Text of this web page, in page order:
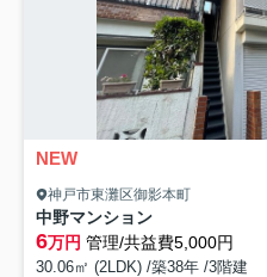
NEW
神戸市東灘区御影本町
中野マンション
6万円 管理/共益費5,000円
30.06㎡ (2LDK) /築38年 /3階建